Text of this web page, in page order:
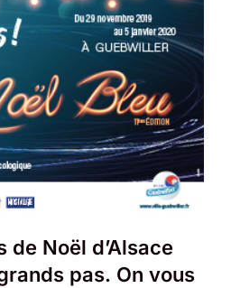
de Noël d’Alsace
pas. On vous